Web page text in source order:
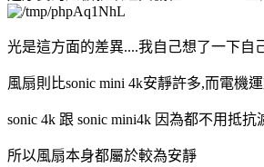
光是這方面的差異....我自己想了一下自
風扇則比sonic mini 4k安靜許多,而電機
sonic 4k 跟 sonic mini4k 因為都不用抵抗
所以風扇本身都屬於較為安靜